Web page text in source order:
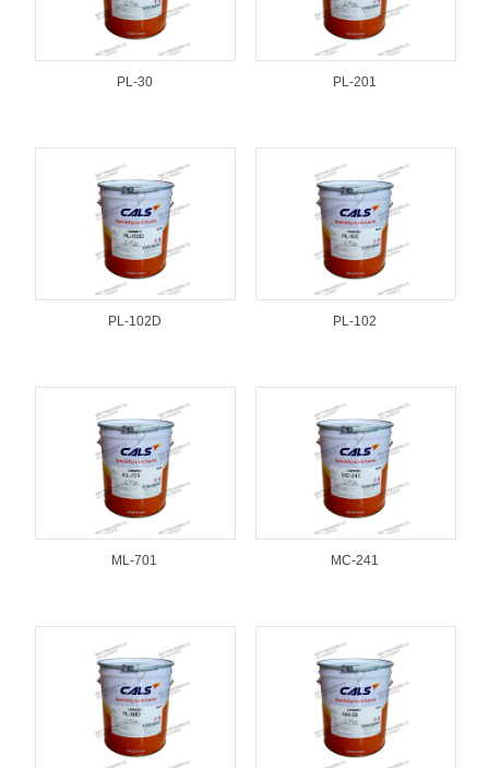
PL-30 PL-201
PL-102D PL-102
ML-701 MC-241